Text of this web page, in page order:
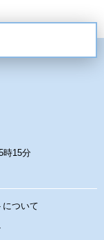
時15分
について